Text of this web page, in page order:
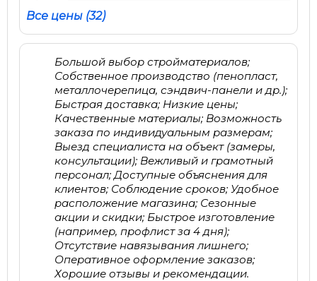
Все цены (32)
Большой выбор стройматериалов;
Собственное производство (пенопласт,
металлочерепица, сэндвич-панели и др.);
Быстрая доставка; Низкие цены;
Качественные материалы; Возможность
заказа по индивидуальным размерам;
Выезд специалиста на объект (замеры,
консультации); Вежливый и грамотный
персонал; Доступные объяснения для
клиентов; Соблюдение сроков; Удобное
расположение магазина; Сезонные
акции и скидки; Быстрое изготовление
(например, профлист за 4 дня);
Отсутствие навязывания лишнего;
Оперативное оформление заказов;
Хорошие отзывы и рекомендации.